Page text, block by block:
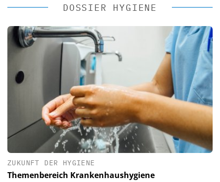
DOSSIER HYGIENE
ZUKUNFT DER HYGIENE
Themenbereich Krankenhaushygiene